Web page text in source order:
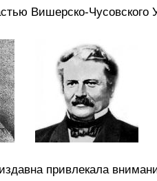
Вишерско-Чусовского
привлекала